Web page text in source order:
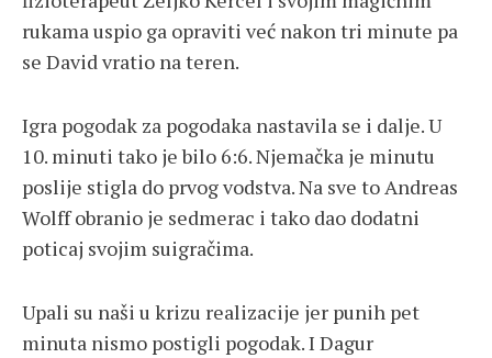
rukama uspio ga opraviti već nakon tri minute pa
se David vratio na teren.
Igra pogodak za pogodaka nastavila se i dalje. U
10. minuti tako je bilo 6:6. Njemačka je minutu
poslije stigla do prvog vodstva. Na sve to Andreas
Wolff obranio je sedmerac i tako dao dodatni
poticaj svojim suigračima.
Upali su naši u krizu realizacije jer punih pet
minuta nismo postigli pogodak. I Dagur